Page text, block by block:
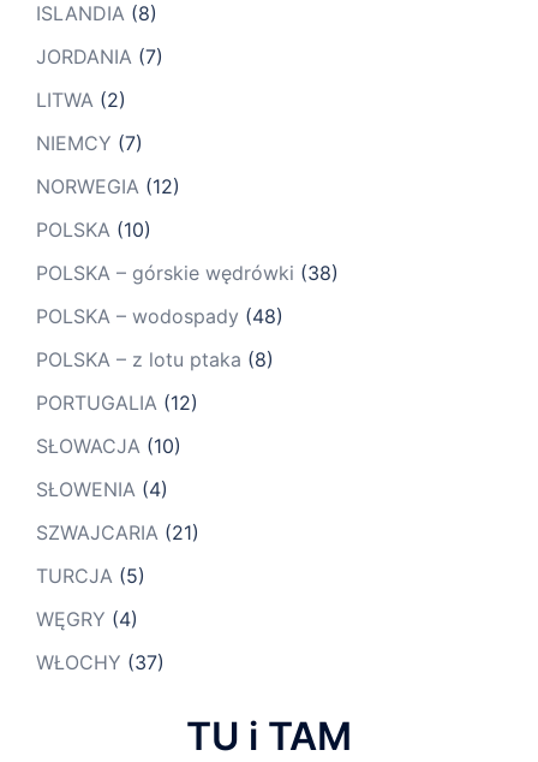
ISLANDIA (8)
JORDANIA (7)
LITWA (2)
NIEMCY (7)
NORWEGIA (12)
POLSKA (10)
POLSKA – górskie wędrówki (38)
POLSKA – wodospady (48)
POLSKA – z lotu ptaka (8)
PORTUGALIA (12)
SŁOWACJA (10)
SŁOWENIA (4)
SZWAJCARIA (21)
TURCJA (5)
WĘGRY (4)
WŁOCHY (37)
TU i TAM